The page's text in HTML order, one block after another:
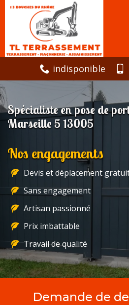
indisponible
Spécialiste en pose de
Marseille 5 13005
Nos engagements
Devis et déplacement
Sans engagement
Artisan passionné
Prix imbattable
Travail de qualité
Demande de